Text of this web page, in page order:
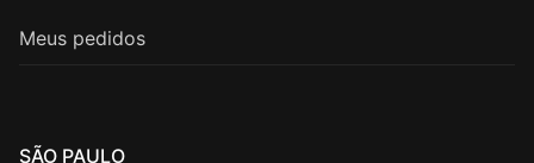
Meus pedidos
SÃO PAULO